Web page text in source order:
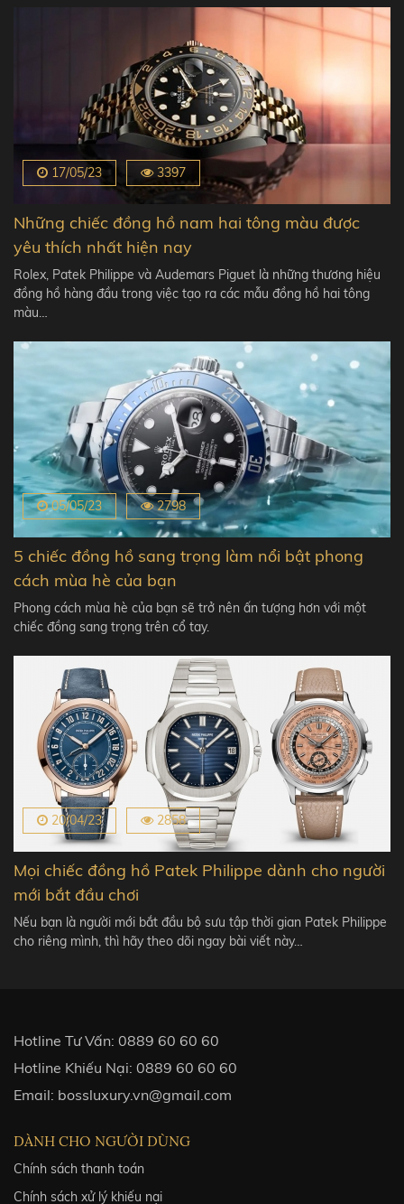
17/05/23 3397
Những chiếc đồng hồ nam hai tông màu được
yêu thích nhất hiện nay
Rolex, Patek Philippe và Audemars Piguet là những thương hiệu
đồng hồ hàng đầu trong việc tạo ra các mẫu đồng hồ hai tông
màu…
05/05/23 2798
5 chiếc đồng hồ sang trọng làm nổi bật phong
cách mùa hè của bạn
Phong cách mùa hè của bạn sẽ trở nên ấn tượng hơn với một
chiếc đồng sang trọng trên cổ tay.
20/04/23 2858
Mọi chiếc đồng hồ Patek Philippe dành cho người
mới bắt đầu chơi
Nếu bạn là người mới bắt đầu bộ sưu tập thời gian Patek Philippe
cho riêng mình, thì hãy theo dõi ngay bài viết này…
Hotline Tư Vấn: 0889 60 60 60
Hotline Khiếu Nại: 0889 60 60 60
Email: bossluxury.vn@gmail.com
DÀNH CHO NGƯỜI DÙNG
Chính sách thanh toán
Chính sách xử lý khiếu nại